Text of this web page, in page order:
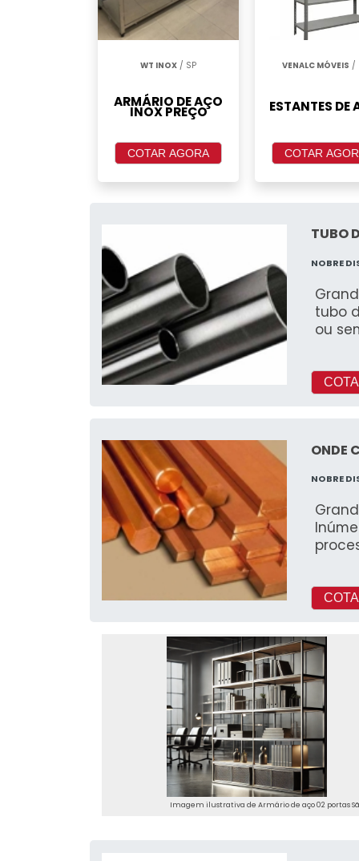
WT INOX / SP
ARMÁRIO DE AÇO
INOX PREÇO
COTAR AGORA
VENALC MÓVEIS /
ESTANTES DE
COTAR
TUBO
NOBRE
tubo
ou
ONDE
NOBRE
Imagem ilustrativa de Armário de aço 02 portas